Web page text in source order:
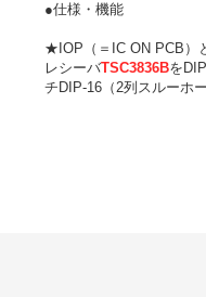
●仕様・機能
★IOP（＝IC ON PCB）
レシーバTSC3836Bを
チDIP-16（2列スルーホ